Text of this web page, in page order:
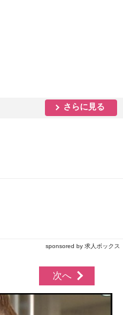
さらに見る
sponsored by 求人ボックス
次へ